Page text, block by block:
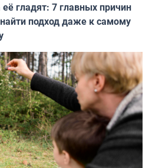
гладят: 7 главных причин
подход даже к самому